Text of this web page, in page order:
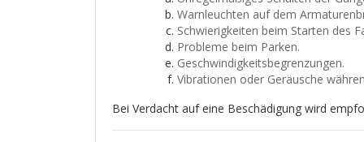
Warnleuchten auf dem
Schwierigkeiten beim Starten des
Probleme beim Parken.
Geschwindigkeitsbegrenzungen.
Vibrationen oder Geräusche
Bei Verdacht auf eine Beschädigung wird